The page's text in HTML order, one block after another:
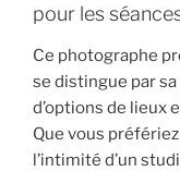
pour les
Ce photographe
se distingue par
d’options de lieux
Que vous
l’intimité d’un